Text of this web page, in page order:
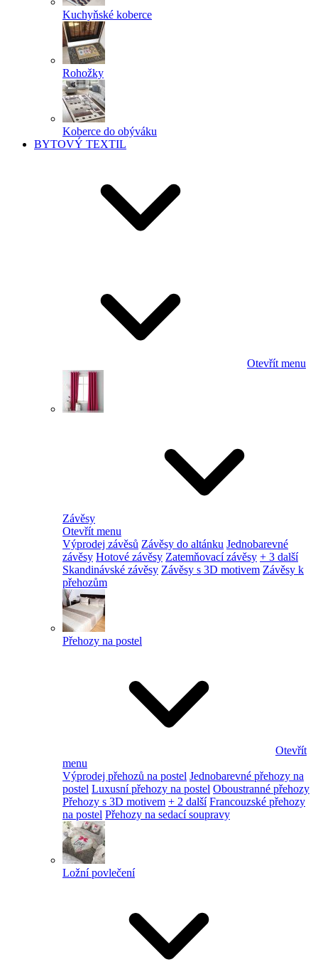
Kuchyňské koberce
Rohožky
Koberce do obýváku
BYTOVÝ TEXTIL
Otevřít menu
Závěsy
Otevřít menu
Výprodej závěsů Závěsy do altánku Jednobarevné
závěsy Hotové závěsy Zatemňovací závěsy + 3 další
Skandinávské závěsy Závěsy s 3D motivem Závěsy k
přehozům
Přehozy na postel
Otevřít
menu
Výprodej přehozů na postel Jednobarevné přehozy na
postel Luxusní přehozy na postel Oboustranné přehozy
Přehozy s 3D motivem + 2 další Francouzské přehozy
na postel Přehozy na sedací soupravy
Ložní povlečení